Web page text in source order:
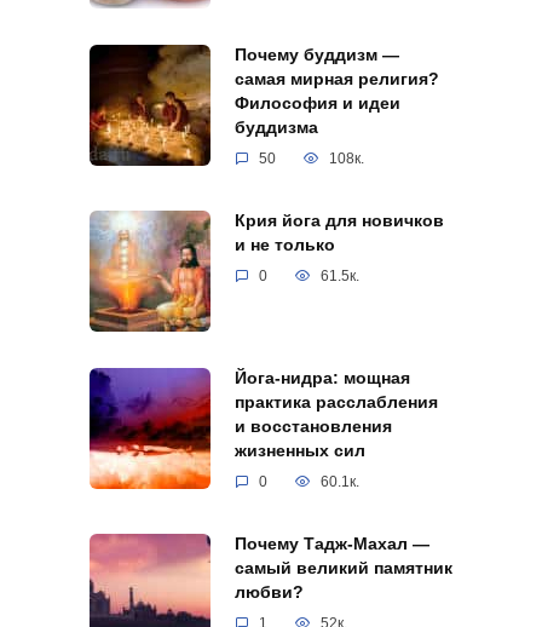
Почему буддизм —
самая мирная религия?
Философия и идеи
буддизма
50 108к.
Крия йога для новичков
и не только
0 61.5к.
Йога-нидра: мощная
практика расслабления
и восстановления
жизненных сил
0 60.1к.
Почему Тадж-Махал —
самый великий памятник
любви?
1 52к.